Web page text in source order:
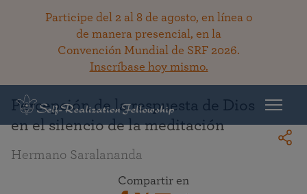
Participe del 2 al 8 de agosto, en línea o
de manera presencial, en la
Convención Mundial de SRF 2026.
Inscríbase hoy mismo.
Regresar a la bibioteca
Percepción de la respuesta de Dios
en el silencio de la meditación
Hermano Saralananda
Compartir en